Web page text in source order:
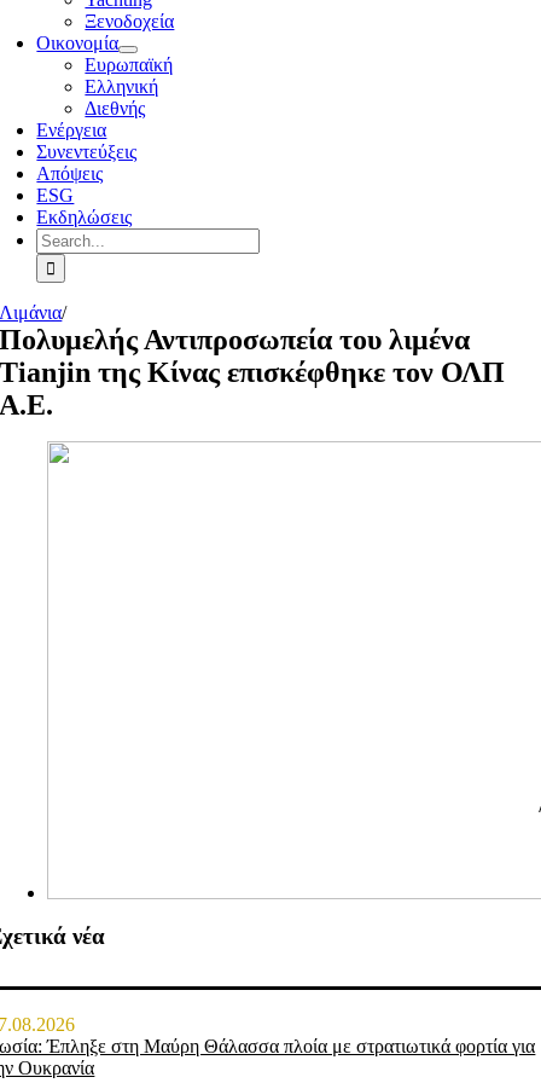
Ξενοδοχεία
Οικονομία
Ευρωπαϊκή
Ελληνική
Διεθνής
Ενέργεια
Συνεντεύξεις
Απόψεις
ESG
Εκδηλώσεις
Search
for:
Λιμάνια/
Πολυμελής Αντιπροσωπεία του λιμένα
Tianjin της Κίνας επισκέφθηκε τον ΟΛΠ
Α.Ε.
νέα
Έπληξε στη Μαύρη Θάλασσα πλοία με στρατιωτικά φορτία για
Ουκρανία